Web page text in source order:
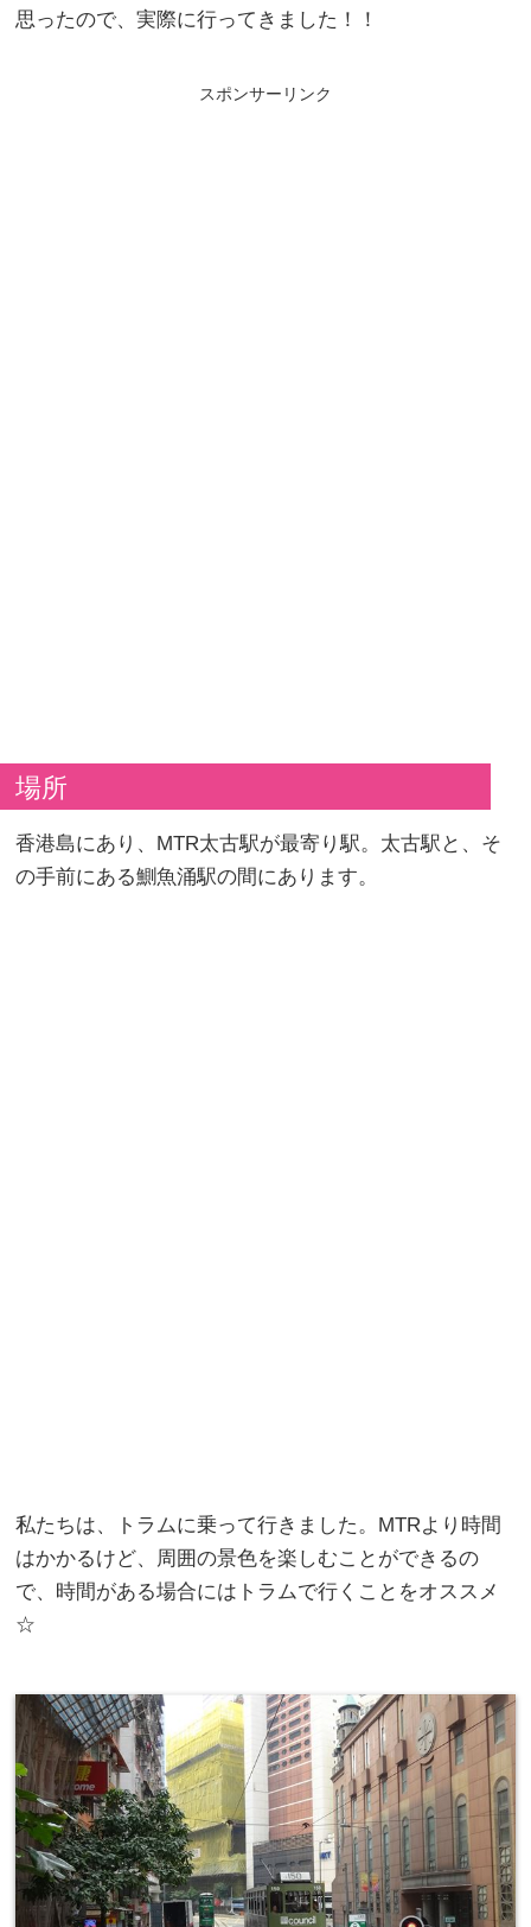
思ったので、実際に行ってきました！！
スポンサーリンク
場所
香港島にあり、MTR太古駅が最寄り駅。太古駅と、そ
の手前にある鰂魚涌駅の間にあります。
私たちは、トラムに乗って行きました。MTRより時間
はかかるけど、周囲の景色を楽しむことができるの
で、時間がある場合にはトラムで行くことをオススメ
☆